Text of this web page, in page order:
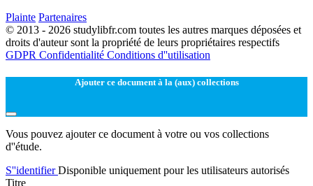
Plainte Partenaires
© 2013 - 2026 studylibfr.com toutes les autres marques déposées et
droits d'auteur sont la propriété de leurs propriétaires respectifs
GDPR Confidentialité Conditions d''utilisation
Ajouter ce document à la (aux) collections
Vous pouvez ajouter ce document à votre ou vos collections
d''étude.
S''identifierDisponible uniquement pour les utilisateurs autorisés
Titre